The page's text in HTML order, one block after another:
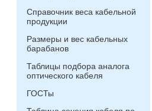
Справочник веса кабельной
продукции
Размеры и вес кабельных
барабанов
Таблицы подбора аналога
оптического кабеля
ГОСТы